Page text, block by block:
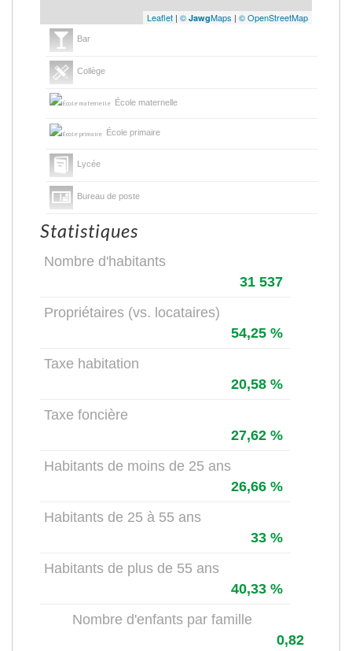
Leaflet | © JawgMaps | © OpenStreetMap
Bar
Collège
École maternelle
École primaire
Lycée
Bureau de poste
Statistiques
Nombre d'habitants
31 537
Propriétaires (vs. locataires)
54,25 %
Taxe habitation
20,58 %
Taxe foncière
27,62 %
Habitants de moins de 25 ans
26,66 %
Habitants de 25 à 55 ans
33 %
Habitants de plus de 55 ans
40,33 %
Nombre d'enfants par famille
0,82